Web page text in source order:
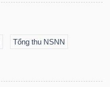
Tổng thu NSNN